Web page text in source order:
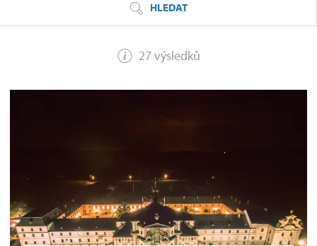
HLEDAT
27 výsledků